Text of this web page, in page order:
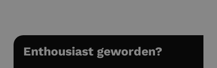
Enthousiast geworden?